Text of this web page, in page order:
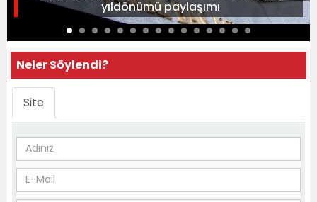
yıldönümü paylaşımı
Neler Söylendi?
Site